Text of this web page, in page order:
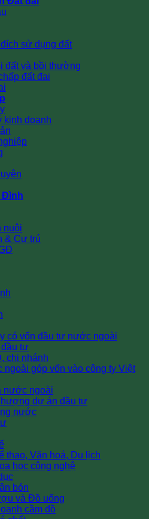
sử dụng đất
đất và bồi thường
đất đai
kinh doanh
Đình
nuôi
& Cư trú
có vốn đầu tư nước ngoài
tư
chi nhánh
ngoài góp vốn vào công ty Việt
nước ngoài
dự án đầu tư
nước
thao, Văn hoá, Du lịch
học công nghệ
bón
và Đồ uống
cầm đồ